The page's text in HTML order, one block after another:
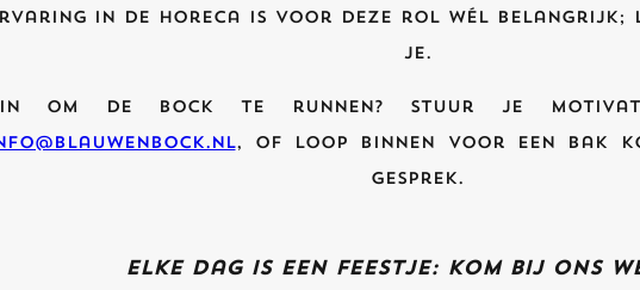
in de horeca is voor deze rol wél belangrijk;
je.
om de Bock te runnen? Stuur je
, of loop binnen voor een bak
gesprek.
Elke dag is een feestje: kom bij ons